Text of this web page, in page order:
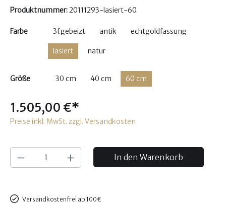
Produktnummer:20111293-lasiert-60
Farbe 3f.gebeizt antik echtgoldfassung
lasiert natur
Größe 30 cm 40 cm 60 cm
1.505,00 €*
Preise inkl. MwSt. zzgl. Versandkosten
In den Warenkorb
Versandkostenfrei ab 100€